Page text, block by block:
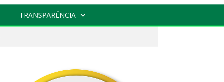
TRANSPARÊNCIA